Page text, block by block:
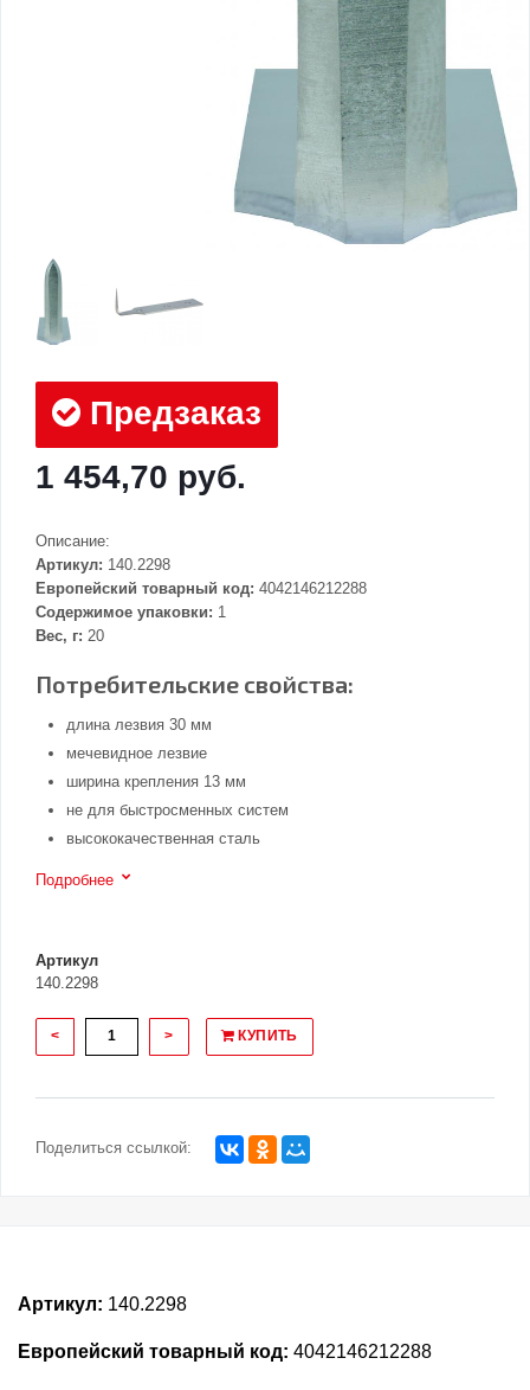
Предзаказ
1 454,70 руб.
Описание:
Артикул: 140.2298
Европейский товарный код: 4042146212288
Содержимое упаковки: 1
Вес, г: 20
Потребительские свойства:
длина лезвия 30 мм
мечевидное лезвие
ширина крепления 13 мм
не для быстросменных систем
высококачественная сталь
Подробнее
Артикул
140.2298
< > КУПИТЬ
Поделиться ссылкой:
Артикул: 140.2298
Европейский товарный код: 4042146212288